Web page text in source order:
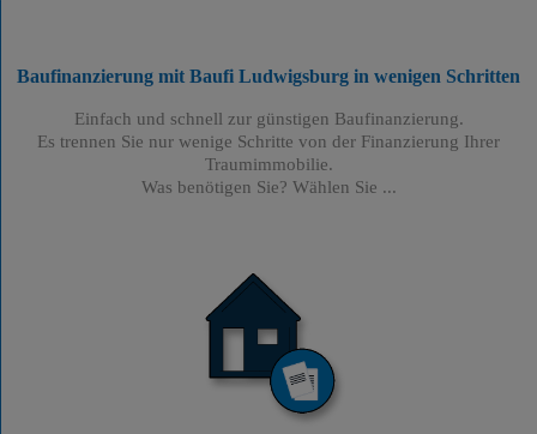
Baufinanzierung mit Baufi Ludwigsburg in wenigen Schritten
Einfach und schnell zur günstigen Baufinanzierung.
Es trennen Sie nur wenige Schritte von der Finanzierung Ihrer
Traumimmobilie.
Was benötigen Sie? Wählen Sie ...